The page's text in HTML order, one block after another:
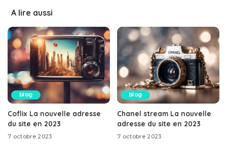
A lire aussi
blog
Coflix La nouvelle adresse
du site en 2023
7 octobre 2023
blog
Chanel stream La nouvelle
adresse du site en 2023
7 octobre 2023